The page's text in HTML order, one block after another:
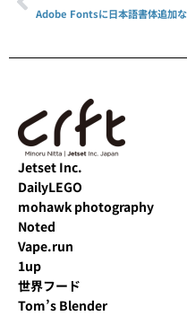
Jetset Inc.
DailyLEGO
mohawk photography
Noted
Vape.run
1up
世界フード
Tom’s Blender